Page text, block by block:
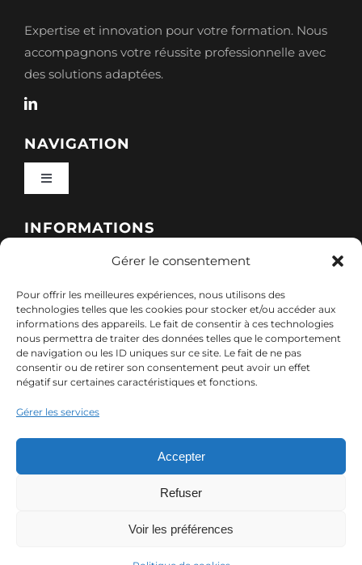
Gérer le consentement
Pour offrir les meilleures expériences, nous utilisons des
technologies telles que les cookies pour stocker et/ou accéder aux
informations des appareils. Le fait de consentir à ces technologies
nous permettra de traiter des données telles que le comportement
de navigation ou les ID uniques sur ce site. Le fait de ne pas
consentir ou de retirer son consentement peut avoir un effet
négatif sur certaines caractéristiques et fonctions.
Gérer les services
Accepter
Refuser
Voir les préférences
📝 FAIRE UNE DEMANDE
📝 FAIRE UNE DEMANDE
Expertise et innovation pour votre formation. Nous
accompagnons votre réussite professionnelle avec
des solutions adaptées.
NAVIGATION
Toggle
Qui sommes-nous ?
Nos sessions
Ressources
Contact
INFORMATIONS
Politique de cookies (UE)
Mentions légales
Politique de confidentialité des données (RGPD)
CONTACT
7, rue de Marigné-Peuton – 53200 Château-
Gontier
contact@adx-formation.com
© Copyright 2024 ADX Formation | Tous droits réservés